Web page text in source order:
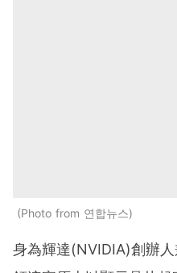
Photo from 연합뉴스
身為輝達(NVIDIA)創辦